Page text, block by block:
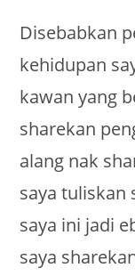
Disebabkan
kehidupan
kawan yang
sharekan
alang nak
saya tuliskan
saya ini jadi
saya